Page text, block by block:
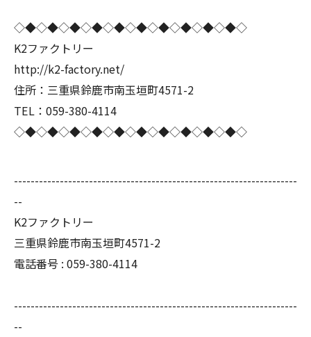
◇◆◇◆◇◆◇◆◇◆◇◆◇◆◇◆◇◆◇◆◇
K2ファクトリー
http://k2-factory.net/
住所：三重県鈴鹿市南玉垣町4571-2
TEL：059-380-4114
◇◆◇◆◇◆◇◆◇◆◇◆◇◆◇◆◇◆◇◆◇
--------------------------------------------------------------------
--
K2ファクトリー
三重県鈴鹿市南玉垣町4571-2
電話番号 : 059-380-4114
--------------------------------------------------------------------
--